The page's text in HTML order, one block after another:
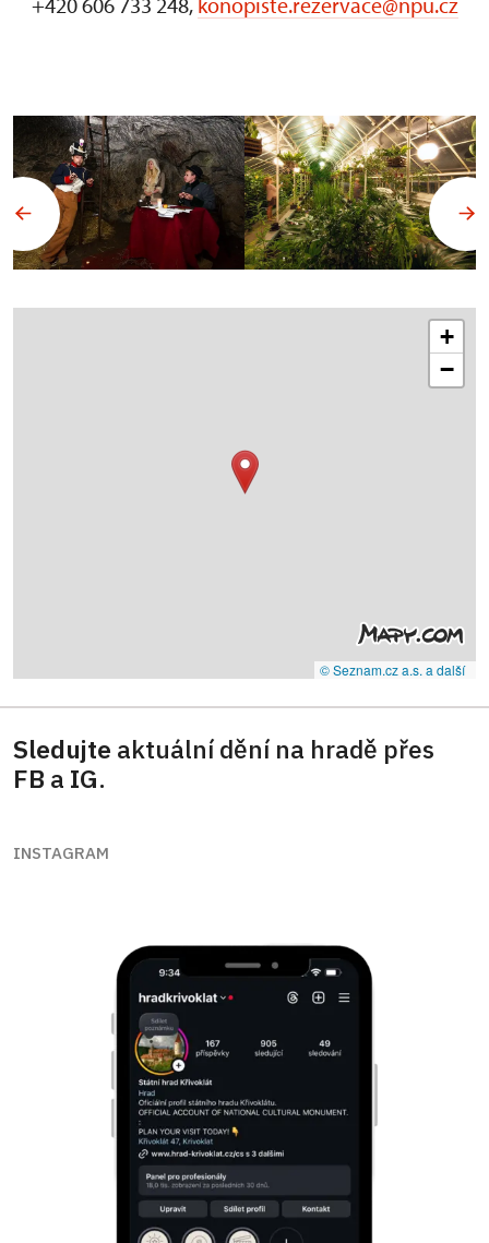
+
−
© Seznam.cz a.s. a další
Sledujte aktuální dění na hradě přes
FB a IG.
INSTAGRAM